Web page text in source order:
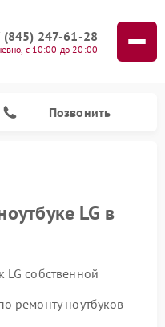
(845) 247-61-28
с 10:00 до 20:00
Позвонить
LG в
LG собственной
ремонту ноутбуков